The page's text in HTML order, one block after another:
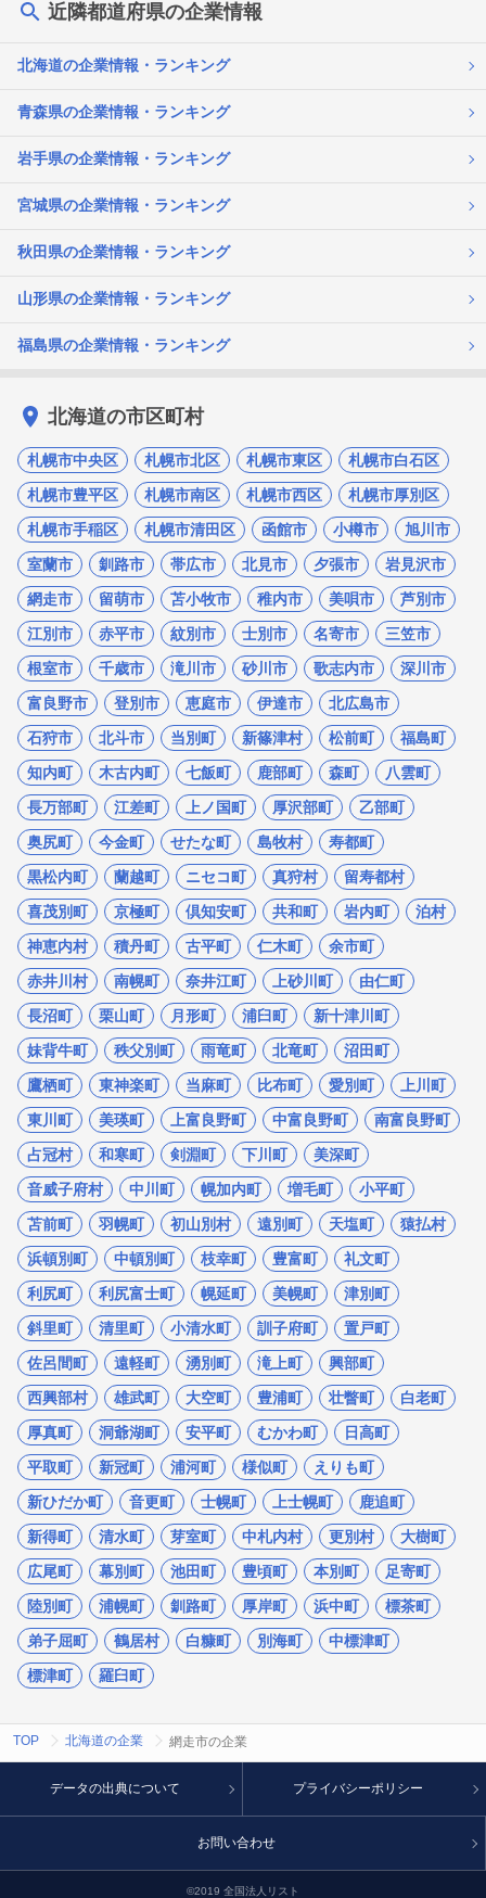
近隣都道府県の企業情報
北海道の企業情報・ランキング
青森県の企業情報・ランキング
岩手県の企業情報・ランキング
宮城県の企業情報・ランキング
秋田県の企業情報・ランキング
山形県の企業情報・ランキング
福島県の企業情報・ランキング
北海道の市区町村
札幌市中央区 札幌市北区 札幌市東区
札幌市白石区
札幌市豊平区
札幌市南区 札幌市西区
札幌市厚別区
札幌市手稲区
札幌市清田区 函館市 小樽市
旭川市
室蘭市
釧路市 帯広市 北見市 夕張市
岩見沢市
網走市
留萌市 苫小牧市 稚内市 美唄市
芦別市
江別市
赤平市 紋別市 士別市 名寄市
三笠市
根室市
千歳市 滝川市 砂川市 歌志内市
深川市
富良野市
登別市 恵庭市 伊達市
北広島市
石狩市
北斗市 当別町 新篠津村 松前町
福島町
知内町
木古内町 七飯町 鹿部町 森町
八雲町
長万部町
江差町 上ノ国町 厚沢部町
乙部町
奥尻町
今金町 せたな町 島牧村
寿都町
黒松内町
蘭越町 ニセコ町 真狩村
留寿都村
喜茂別町
京極町 倶知安町 共和町 岩内町
泊村
神恵内村
積丹町 古平町 仁木町
余市町
赤井川村
南幌町 奈井江町 上砂川町
由仁町
長沼町
栗山町 月形町 浦臼町
新十津川町
妹背牛町
秩父別町 雨竜町 北竜町
沼田町
鷹栖町
東神楽町 当麻町 比布町 愛別町
上川町
東川町
美瑛町 上富良野町 中富良野町
南富良野町
占冠村
和寒町 剣淵町 下川町
美深町
音威子府村
中川町 幌加内町 増毛町
小平町
苫前町
羽幌町 初山別村 遠別町 天塩町
猿払村
浜頓別町
中頓別町 枝幸町 豊富町
礼文町
利尻町
利尻富士町 幌延町 美幌町
津別町
斜里町
清里町 小清水町 訓子府町
置戸町
佐呂間町
遠軽町 湧別町 滝上町
興部町
西興部村
雄武町 大空町 豊浦町 壮瞥町
白老町
厚真町
洞爺湖町 安平町 むかわ町
日高町
平取町
新冠町 浦河町 様似町
えりも町
新ひだか町
音更町 士幌町 上士幌町
鹿追町
新得町
清水町 芽室町 中札内村 更別村
大樹町
広尾町
幕別町 池田町 豊頃町 本別町
足寄町
陸別町
浦幌町 釧路町 厚岸町 浜中町
標茶町
弟子屈町
鶴居村 白糠町 別海町
中標津町
標津町
羅臼町
TOP 北海道の企業 網走市の企業
©2019 全国法人リスト
データの出典について プライバシーポリシー
お問い合わせ